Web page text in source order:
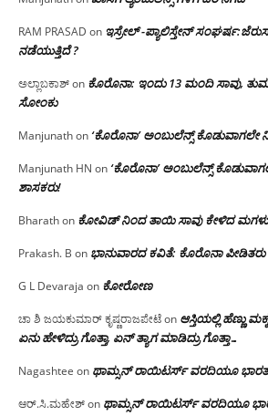
RAM PRASAD on ಇಸ್ರೇಲ್ -ಪ್ಯಾಲಿಸ್ತೇನ್
ನಡೆಯುತ್ತಿದೆ ?
ಅಲ್ಲಾಬಕಾಶ್on ಕೊರೊನಾ: ಇಂದು 13 ಮಂದಿ ಸಾವು,
ಸೋಂಕು
Manjunathon ‘ಕೊರೊನಾ’ ಅಂಬುಲೆನ್ಸ್
Manjunath HN on ‘ಕೊರೊನಾ’ ಅಂಬುಲೆನ್ಸ್
ಶಾಸಕರು!
Bharathon ಕೋವಿಡ್ ನಿಂದ ತಾಯಿ ಸಾವು ಕೇಳಿದ
Prakash. B on ಭಾನುವಾರದ ಕವಿತೆ: ಕೊರೊನಾ
G L Devaraja on ಕೋರೋಣ
ಚಾ ಶಿ ಜಯಕುಮಾರ್ ಕೃಷ್ಣರಾಜಪೇಟೆon ಆಸ್ತಿಯಲ್ಲಿ ಹೆಣ್ಣು
ಏನು ಹೇಳಿದ್ರು ಗೊತ್ತಾ, ಏನ್ ತ್ಯಾಗ ಮಾಡಿದ್ರು ಗೊತ್ತಾ…
Nagashtee on ಥಾಮ್ಸನ್ ರಾಯಿಟರ್ಸ್ ವರದಿಯೂ
ಆರ್.ಸಿ.ಮಹೇಶ್on ಥಾಮ್ಸನ್ ರಾಯಿಟರ್ಸ್ ವರದಿಯೂ